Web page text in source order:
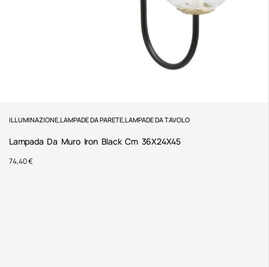
ILLUMINAZIONE,LAMPADE DA PARETE,LAMPADE DA TAVOLO
Lampada Da Muro Iron Black Cm 36X24X45
74,40€